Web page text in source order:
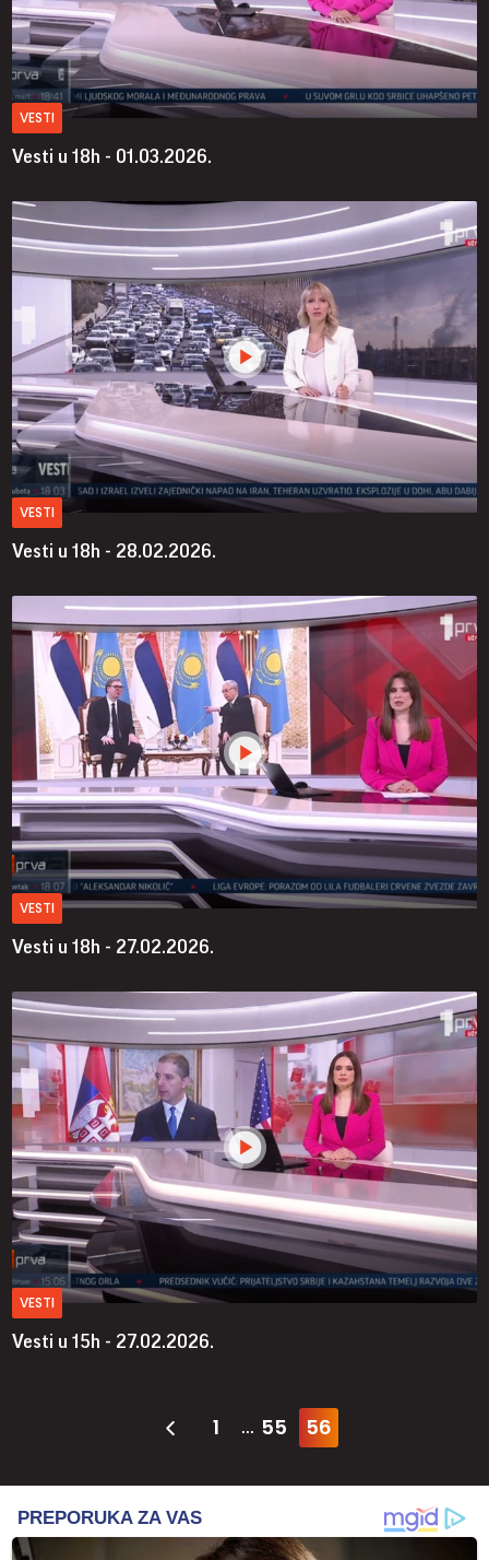
VESTI
Vesti u 18h - 01.03.2026.
VESTI
Vesti u 18h - 28.02.2026.
VESTI
Vesti u 18h - 27.02.2026.
VESTI
Vesti u 15h - 27.02.2026.
1 ... 55 56